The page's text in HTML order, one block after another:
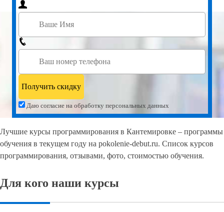
Даю согласие на обработку персональных данных
Лучшие курсы программирования в Кантемировке – программы
обучения в текущем году на pokolenie-debut.ru. Список курсов
программирования, отзывами, фото, стоимостью обучения.
Для кого наши курсы